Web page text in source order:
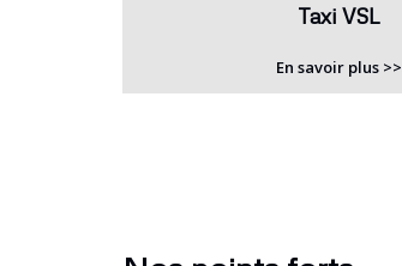
Taxi VSL
En savoir plus >>